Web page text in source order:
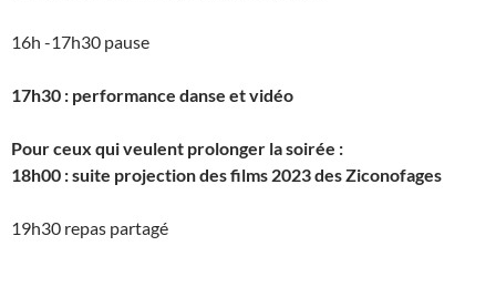
16h -17h30 pause
17h30 : performance danse et vidéo
Pour ceux qui veulent prolonger la soirée :
18h00 : suite projection des films 2023 des Ziconofages
19h30 repas partagé